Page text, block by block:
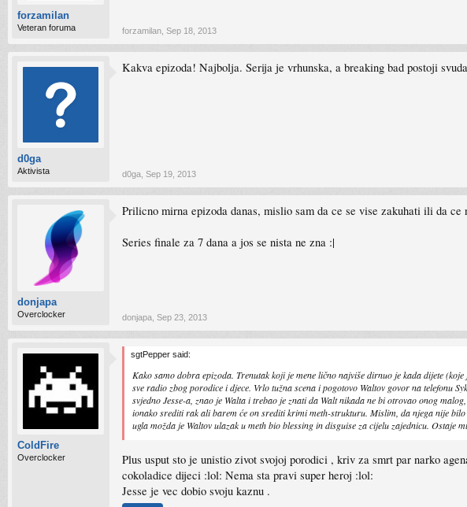
forzamilan
Veteran foruma forzamilan Sep 18, 2013
d0ga
Aktivista
Kakva epizoda! Najbolja. Serija je vrhunska, a breaking bad postoji
d0ga Sep 19, 2013
donjapa
Overclocker
Prilicno mirna epizoda danas, mislio sam da ce se vise zakuhati ili da
Series finale za 7 dana a jos se nista ne zna :|
donjapa Sep 23, 2013
ColdFire
Overclocker
sgtPepper said:
Kako samo dobra epizoda. Trenutak koji je mene lično najviše dirnuo je kada dijete
sve radio zbog porodice i djece. Vrlo tužna scena i pogotovo Waltov govor na telefonu
svjedno Jesse-a, znao je Walta i trebao je znati da Walt nikada ne bi otrovao onog
ionako srediti rak ali barem će on srediti krimi meth-strukturu. Mislim, da njega nije
ugla možda je Waltov ulazak u meth bio blessing in disguise za cijelu zajednicu. Ostaje
Plus usput sto je unistio zivot svojoj porodici , kriv za smrt par narko
cokoladice dijeci :lol: Nema sta pravi super heroj :lol:
Jesse je vec dobio svoju kaznu .